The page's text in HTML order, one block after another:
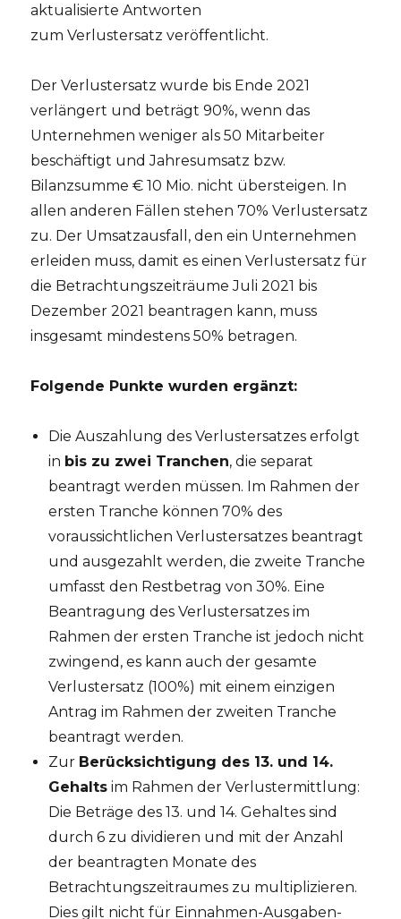
aktualisierte Antworten
zum Verlustersatz veröffentlicht.
Der Verlustersatz wurde bis Ende 2021
verlängert und beträgt 90%, wenn das
Unternehmen weniger als 50 Mitarbeiter
beschäftigt und Jahresumsatz bzw.
Bilanzsumme € 10 Mio. nicht übersteigen. In
allen anderen Fällen stehen 70% Verlustersatz
zu. Der Umsatzausfall, den ein Unternehmen
erleiden muss, damit es einen Verlustersatz für
die Betrachtungszeiträume Juli 2021 bis
Dezember 2021 beantragen kann, muss
insgesamt mindestens 50% betragen.
Folgende Punkte wurden ergänzt:
Die Auszahlung des Verlustersatzes erfolgt
in bis zu zwei Tranchen, die separat
beantragt werden müssen. Im Rahmen der
ersten Tranche können 70% des
voraussichtlichen Verlustersatzes beantragt
und ausgezahlt werden, die zweite Tranche
umfasst den Restbetrag von 30%. Eine
Beantragung des Verlustersatzes im
Rahmen der ersten Tranche ist jedoch nicht
zwingend, es kann auch der gesamte
Verlustersatz (100%) mit einem einzigen
Antrag im Rahmen der zweiten Tranche
beantragt werden.
Zur Berücksichtigung des 13. und 14.
Gehalts im Rahmen der Verlustermittlung:
Die Beträge des 13. und 14. Gehaltes sind
durch 6 zu dividieren und mit der Anzahl
der beantragten Monate des
Betrachtungszeitraumes zu multiplizieren.
Dies gilt nicht für Einnahmen-Ausgaben-